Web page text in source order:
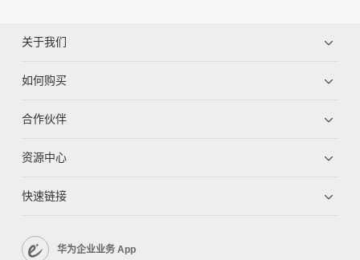
关于我们
如何购买
合作伙伴
资源中心
快速链接
华为企业业务 App